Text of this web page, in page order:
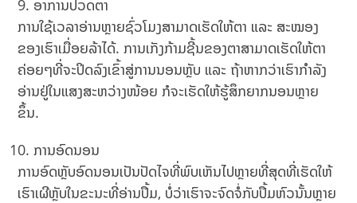
ອາການປວດຕາ
ການໃຊ້ເວລາອ່ານຫຼາຍຊົ່ວໂມງສາມາດເຮັດໃຫ້ຕາ ແລະ ສະໝອງ
ຂອງເຮົາເມື່ອຍລ້າໄດ້. ການເກັງກ້າມຊີ້ນຂອງຕາສາມາດເຮັດໃຫ້ຕາ
ຄ່ອຍໆທີ່ຈະປິດລົງເຂົ້າສູ່ການນອນຫຼັບ ແລະ ຖ້າຫາກວ່າເຮົາກໍາລັງ
ອ່ານຢູ່ໃນແສງສະຫວ່າງໜ້ອຍ ກໍຈະເຮັດໃຫ້ຮູ້​ສຶກ​ຍາກ​ນອນ​ຫຼາຍ​
ຂຶ້ນ.
ການອົດນອນ
ການອົດຫຼັບອົດນອນເປັນປັດໄຈທີ່ພົບເຫັນໄປຫຼາຍທີ່ສຸດທີ່ເຮັດໃຫ້
ເຮົາເຜີຫຼັບໃນຂະນະທີ່ອ່ານປຶ້ມ, ບໍ່ວ່າເຮົາຈະຈົດຈໍ່ກັບປຶ້ມຫົວນັ້ນຫຼາຍ